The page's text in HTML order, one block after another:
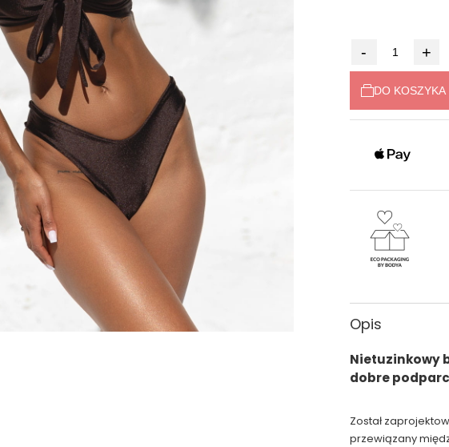
- +
DO KOSZYKA
Opis
Nietuzinkowy
dobre
Został
przewiązany